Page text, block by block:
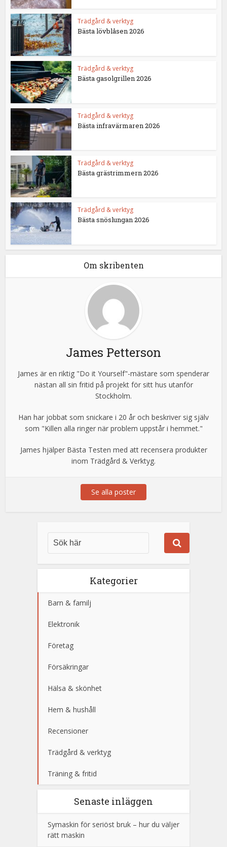
Trädgård & verktyg
Bästa lövblåsen 2026
Trädgård & verktyg
Bästa gasolgrillen 2026
Trädgård & verktyg
Bästa infravärmaren 2026
Trädgård & verktyg
Bästa grästrimmern 2026
Trädgård & verktyg
Bästa snöslungan 2026
Om skribenten
James Petterson
James är en riktig "Do it Yourself"-mästare som spenderar
nästan all sin fritid på projekt för sitt hus utanför
Stockholm.
Han har jobbat som snickare i 20 år och beskriver sig själv
som "Killen alla ringer när problem uppstår i hemmet."
James hjälper Bästa Testen med att recensera produkter
inom Trädgård & Verktyg.
Se alla poster
Kategorier
Barn & familj
Elektronik
Företag
Försäkringar
Hälsa & skönhet
Hem & hushåll
Recensioner
Trädgård & verktyg
Träning & fritid
Senaste inläggen
Symaskin för seriöst bruk – hur du väljer
rätt maskin